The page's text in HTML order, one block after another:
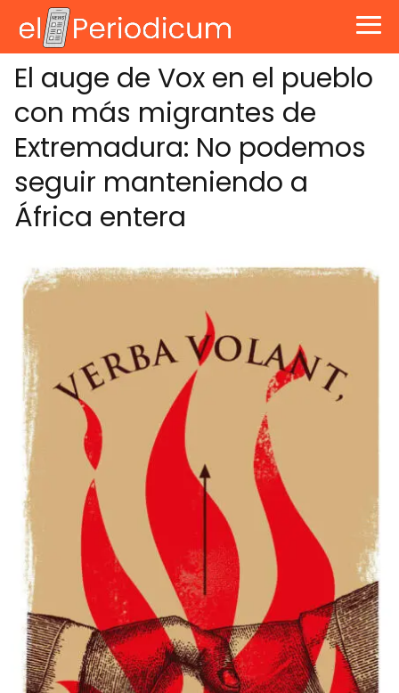
El auge de Vox en el pueblo
con más migrantes de
Extremadura: No podemos
seguir manteniendo a
África entera